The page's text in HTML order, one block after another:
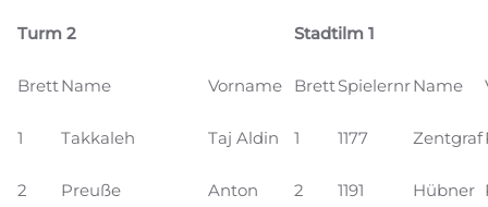
Turm 2 Stadtilm 1
Brett Name Vorname Brett SpielernrName
1 Takkaleh Taj Aldin 1 1177 Zentgraf
2 Preuße Anton 2 1191 Hübner